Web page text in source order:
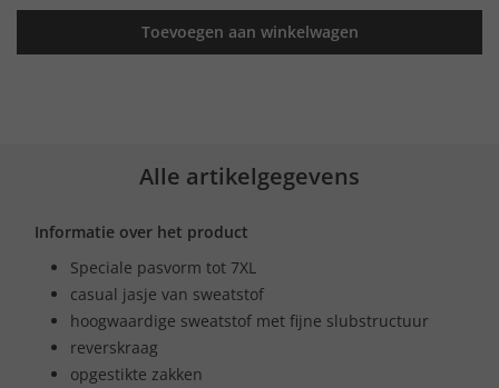
Toevoegen aan winkelwagen
Alle artikelgegevens
Informatie over het product
Speciale pasvorm tot 7XL
casual jasje van sweatstof
hoogwaardige sweatstof met fijne slubstructuur
reverskraag
opgestikte zakken